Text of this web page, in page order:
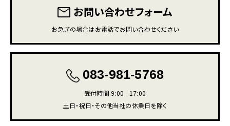
083-981-5768
受付時間 9:00 - 17:00
土日・祝日・その他当社の休業日を除く
お問い合わせフォーム
お急ぎの場合はお電話でお問い合わせください